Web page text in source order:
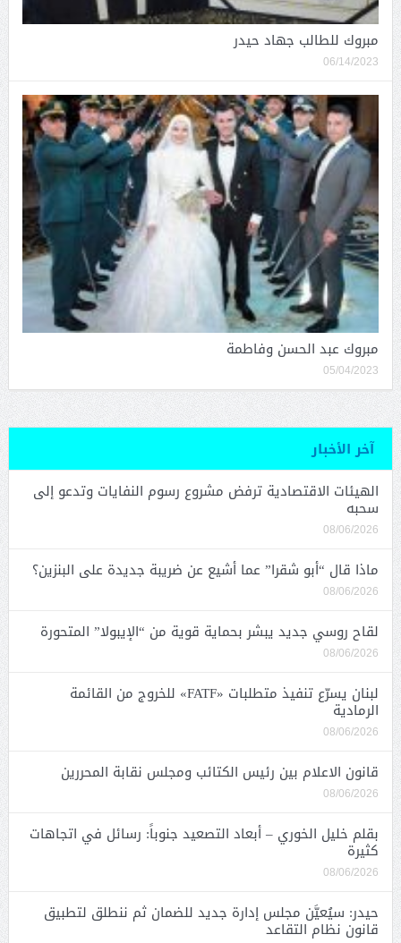
مبروك للطالب جهاد حيدر
06/14/2023
مبروك عبد الحسن وفاطمة
05/04/2023
آخر الأخبار
الهيئات الاقتصادية ترفض مشروع رسوم النفايات وتدعو إلى
سحبه
08/06/2026
ماذا قال “أبو شقرا” عما أشيع عن ضريبة جديدة على البنزين؟
08/06/2026
لقاح روسي جديد يبشر بحماية قوية من “الإيبولا” المتحورة
08/06/2026
لبنان يسرّع تنفيذ متطلبات «FATF» للخروج من القائمة
الرمادية
08/06/2026
قانون الاعلام بين رئيس الكتائب ومجلس نقابة المحررين
08/06/2026
بقلم خليل الخوري – أبعاد التصعيد جنوباً: رسائل في اتجاهات
كثيرة
08/06/2026
حيدر: سيُعيَّن مجلس إدارة جديد للضمان ثم ننطلق لتطبيق
قانون نظام التقاعد